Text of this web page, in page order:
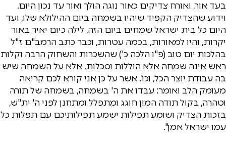
בעד אור, ואורח צדיקים כאור נוגה הולך ואור עד נכון היום.
וידוע שהצדיק הקפיד שיהיו בשמחה ביום ההילולא שלו, ועד
היום כל בית ישראל שמחים ביום הזה, לילה כיום יאיר באור
יקרות, והיו למאורות, בכמה עטרות, וכבר כתב הרמב"ם ז"ל
בהלכות יום טוב (פ"ו הלכה כ') שהשכרות והשחוק הרבה וקלות
ראש אינה שמחה אלא הוללות וסכלות, אלא על השמחה שיש
בה עבודת יוצר הכל, וכו'. אשר על כן אני קורא לכם קריאה
מעומק הלב ואומר: עבדו את ה' בשמחה, בשמחה של תורה
וטהרה, בקול תודה המון חוגג ומתפלל ומתחנן לפני ה' ית"ש,
בזכות הצדיק ושומע תפילות ישמע תפילותיכם עם תפלות כל
עמו ישראל אמן".